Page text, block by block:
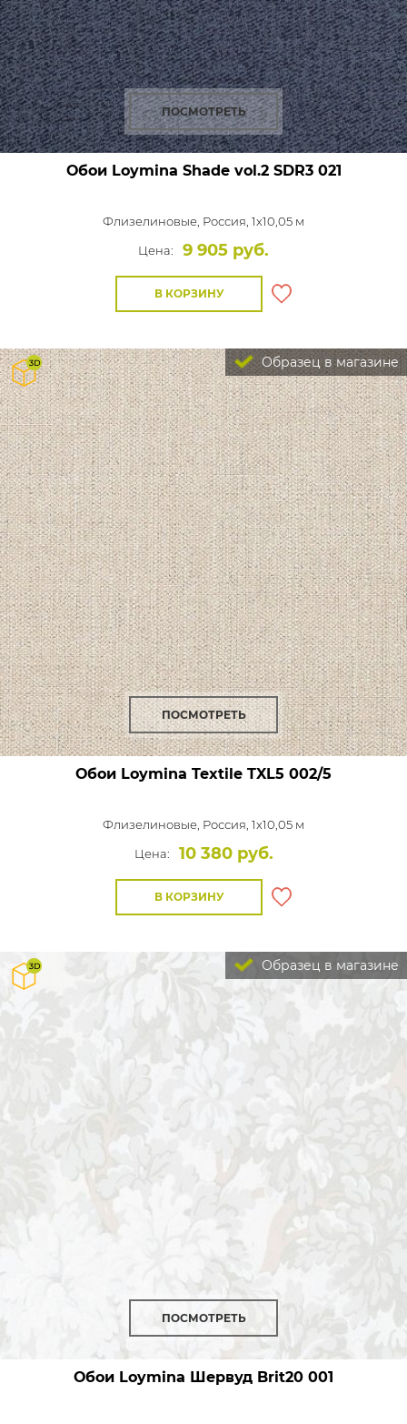
ПОСМОТРЕТЬ
Обои Loymina Shade vol.2SDR3 021
Флизелиновые, Россия, 1x10,05 м
Цена:
9 905 руб.
В КОРЗИНУ
Образец в магазине
ПОСМОТРЕТЬ
Обои Loymina Textile TXL5 002/5
Флизелиновые, Россия, 1x10,05 м
Цена:
10 380 руб.
В КОРЗИНУ
Образец в магазине
ПОСМОТРЕТЬ
Обои Loymina Шервуд Brit20 001